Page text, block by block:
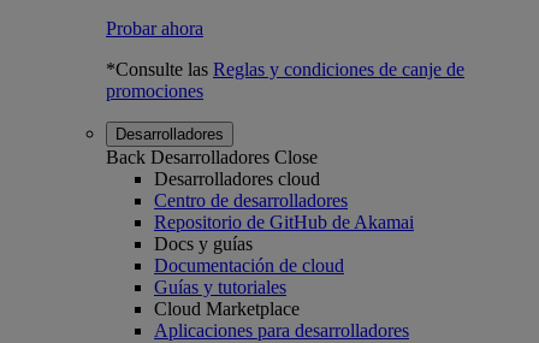
Probar ahora
*Consulte las Reglas y condiciones de canje de
promociones
Desarrolladores
Back Desarrolladores Close
Desarrolladores cloud
Centro de desarrolladores
Repositorio de GitHub de Akamai
Docs y guías
Documentación de cloud
Guías y tutoriales
Cloud Marketplace
Aplicaciones para desarrolladores